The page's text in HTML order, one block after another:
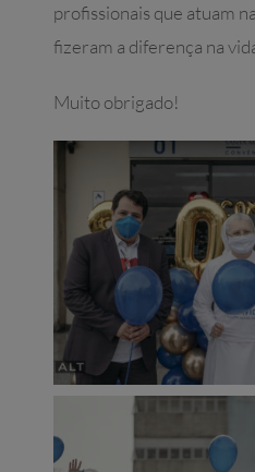
profissionais que atuam
fizeram a diferença na
Muito obrigado!